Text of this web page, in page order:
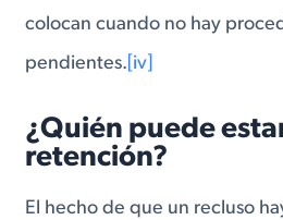
colocan cuando no hay
pendientes. [iv]
¿Quién puede
retención?
El hecho de que un recluso